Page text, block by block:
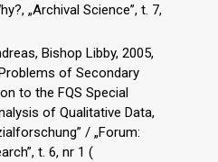
„Archival Science”, t. 7,
Bishop Libby, 2005,
of Secondary
to the FQS Special
of Qualitative Data,
/ „Forum:
t. 6, nr 1 (